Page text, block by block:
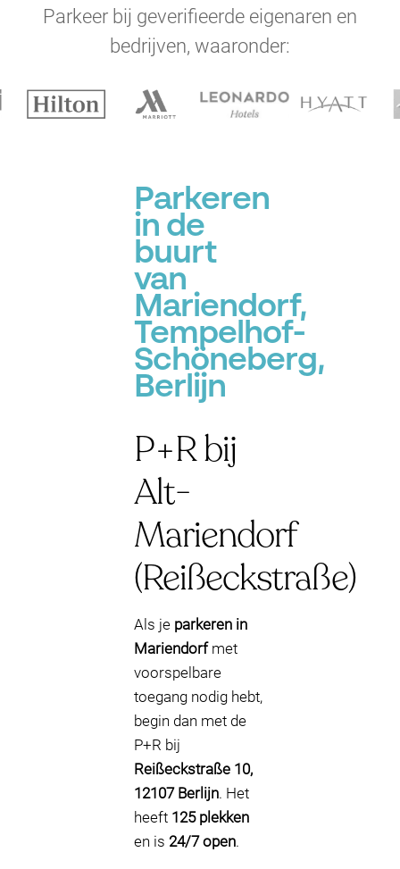
Parkeer bij geverifieerde eigenaren en
bedrijven, waaronder:
Parkeren
in de
buurt
van
Mariendorf,
Tempelhof-
Schöneberg,
Berlijn
P+R bij
Alt-
Mariendorf
(Reißeckstraße)
Als je parkeren in
Mariendorfmet
voorspelbare
toegang nodig hebt,
begin dan met de
P+R bij
Reißeckstraße 10,
12107 Berlijn. Het
heeft 125 plekken
en is 24/7 open.